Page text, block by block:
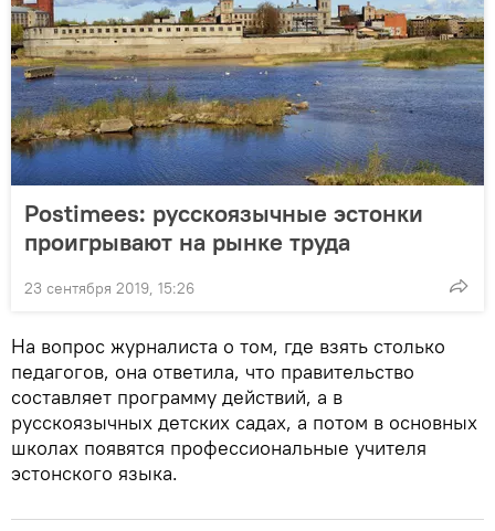
Postimees: русскоязычные эстонки
проигрывают на рынке труда
23 сентября 2019, 15:26
На вопрос журналиста о том, где взять столько
педагогов, она ответила, что правительство
составляет программу действий, а в
русскоязычных детских садах, а потом в основных
школах появятся профессиональные учителя
эстонского языка.